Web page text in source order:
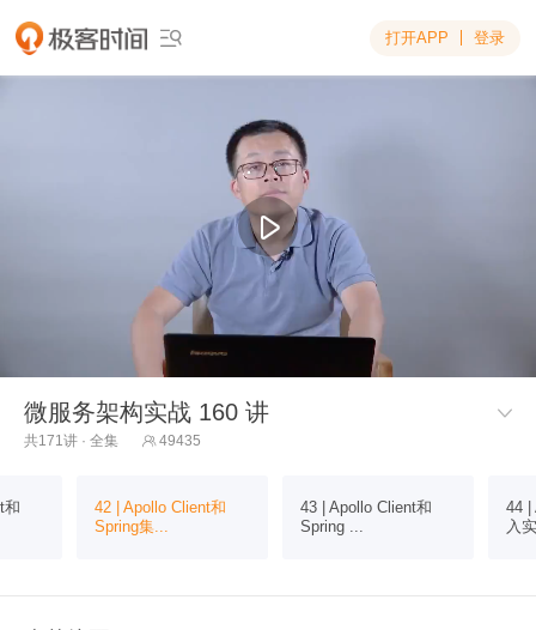
 打开APP 登录
微服务架构实战 160 讲 
共171讲 · 全集  49435
和
42 | Apollo Client和
Spring集...
43 | Apollo Client和
Spring ...
44 |
入